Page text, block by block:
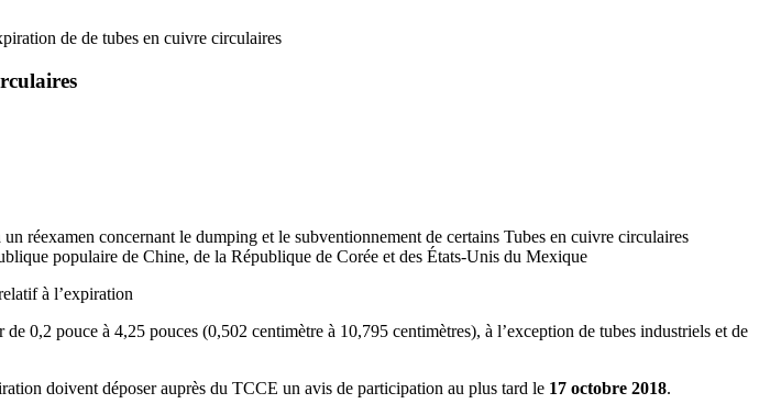
de de tubes en cuivre circulaires
réexamen concernant le dumping et le subventionnement de certains Tubes en cuivre circulaires
populaire de Chine, de la République de Corée et des États-Unis du Mexique
à l’expiration
0,2 pouce à 4,25 pouces (0,502 centimètre à 10,795 centimètres), à l’exception de tubes industriels et de
doivent déposer auprès du TCCE un avis de participation au plus tard le 17 octobre 2018.